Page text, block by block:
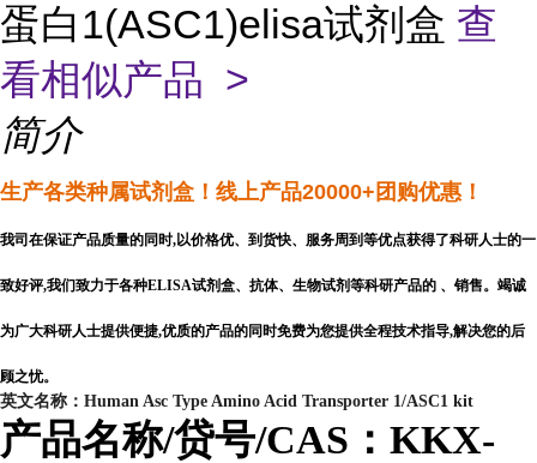
蛋白1(ASC1)elisa试剂盒 查
看相似产品 >
简介
生产各类种属试剂盒 ！线上产品20000+团购优惠！
我司在保证产品质量的同时,以价格优、到货快、服务周到等优点获得了科研人士的一
致好评,我们致力于各种ELISA试剂盒、抗体、生物试剂等科研产品的 、销售。竭诚
为广大科研人士提供便捷,优质的产品的同时免费为您提供全程技术指导,解决您的后
顾之忧。
英文名称：Human Asc Type Amino Acid Transporter 1/ASC1 kit
产品名称/贷号/CAS：KKX-